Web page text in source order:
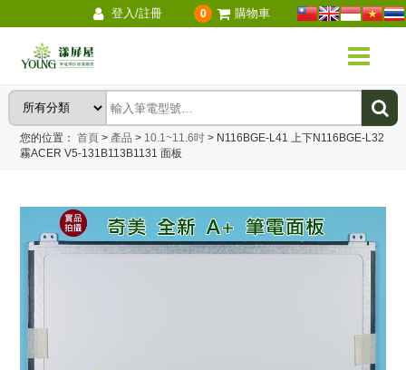
登入/註冊 0 購物車
您的位置：首頁 > 產品 > 10.1~11.6吋 > N116BGE-L41 上下N116BGE-L32
霧ACER V5-131B113B1131 面板